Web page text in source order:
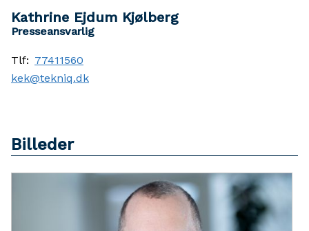
Kathrine Ejdum Kjølberg
Presseansvarlig
Tlf: 77411560
kek@tekniq.dk
Billeder